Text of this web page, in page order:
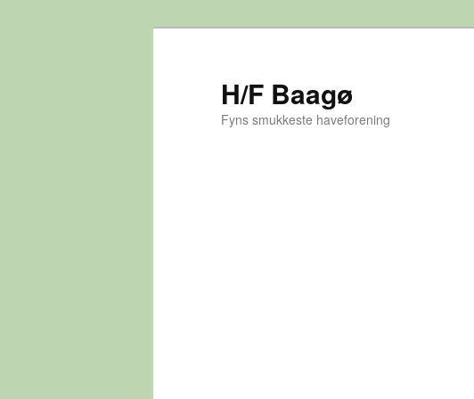
H/F Baagø
Fyns smukkeste haveforening